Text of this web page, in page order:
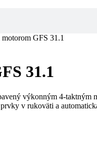
GFS 31.1
31.1
výkonným 4-taktným
v rukoväti a